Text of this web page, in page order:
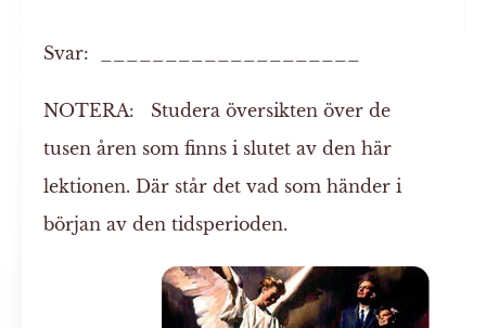
Svar: ____________________
NOTERA: Studera översikten över de
tusen åren som finns i slutet av den här
lektionen. Där står det vad som händer i
början av den tidsperioden.